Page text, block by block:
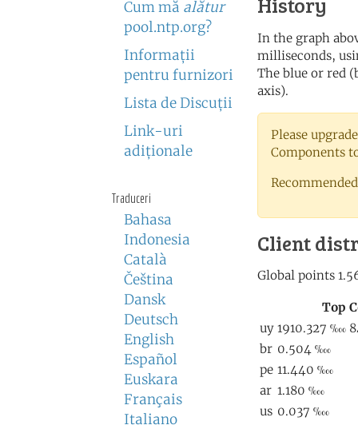
Cum mă alătur
pool.ntp.org?
Informaţii
pentru furnizori
Lista de Discuţii
Link-uri
adiţionale
Traduceri
Bahasa
Indonesia
Català
Čeština
Dansk
Deutsch
English
Español
Euskara
Français
Italiano
In the graph
milliseconds,
The blue or red
axis).
Please
Components
Client